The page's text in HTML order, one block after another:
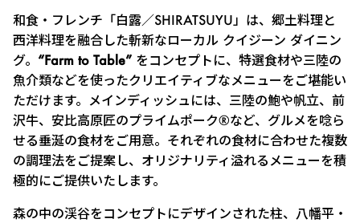
和食・フレンチ「白露／SHIRATSUYU」は、郷土料理と
西洋料理を融合した斬新なローカル クイジーン ダイニン
グ。 “Farm to Table” をコンセプトに、特選食材や三陸の
魚介類などを使ったクリエイティブなメニューをご堪能い
ただけます。メインディッシュには、三陸の鮑や帆立、前
沢牛、安比高原匠のプライムポーク®など、グルメを唸ら
せる垂涎の食材をご用意。それぞれの食材に合わせた複数
の調理法をご提案し、オリジナリティ溢れるメニューを積
極的にご提供いたします。
森の中の渓谷をコンセプトにデザインされた柱、八幡平・